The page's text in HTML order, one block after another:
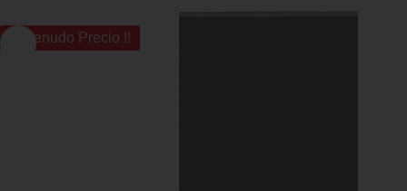
¡¡ Menudo Precio !!